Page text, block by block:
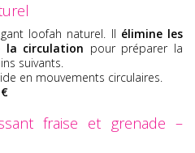
loofah naturel. Il élimine les
la circulation pour préparer la
suivants.
en mouvements circulaires.
fraise et grenade –